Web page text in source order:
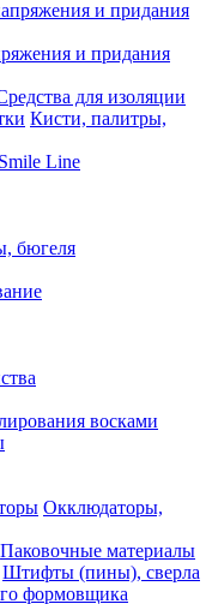
и придания
для изоляции
Кисти, палитры,
Line
бюгеля
восками
Окклюдаторы,
Паковочные материалы
Штифты (пины), сверла